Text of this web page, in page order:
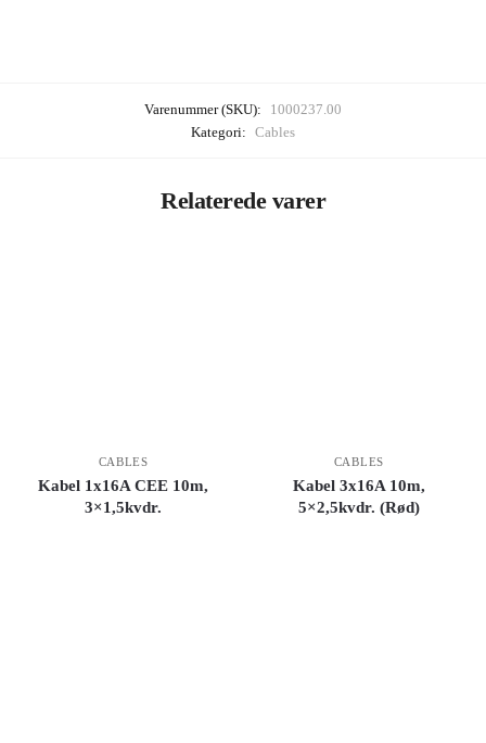
Varenummer (SKU):
1000237.00
Kategori: Cables
Relaterede varer
CABLES
Kabel 1x16A CEE 10m,
3×1,5kvdr.
CABLES
Kabel 3x16A 10m,
5×2,5kvdr. (Rød)